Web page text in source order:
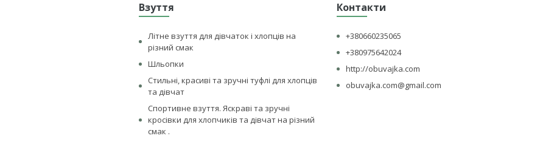
Взуття
Літне взуття для дівчаток і хлопців на
різний смак
Шльопки
Стильні, красиві та зручні туфлі для хлопців
та дівчат
Спортивне взуття. Яскраві та зручні
кросівки для хлопчиків та дівчат на різний
смак .
Контакти
+380660235065
+380975642024
http://obuvajka.com
obuvajka.com@gmail.com